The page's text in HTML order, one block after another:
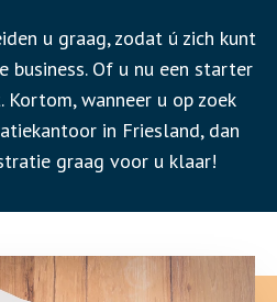
u graag, zodat ú zich kunt
business. Of u nu een starter
wanneer u op zoek
in Friesland, dan
graag voor u klaar!